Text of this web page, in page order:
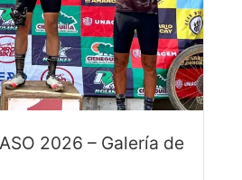
2026 – Galería de